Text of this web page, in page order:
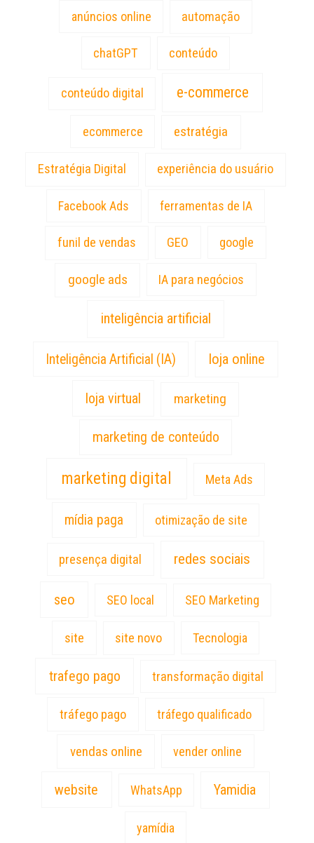
anúncios online automação
chatGPT conteúdo
conteúdo digital e-commerce
ecommerce estratégia
Estratégia Digital experiência do usuário
Facebook Ads ferramentas de IA
funil de vendas GEO google
google ads IA para negócios
inteligência artificial
Inteligência Artificial (IA) loja online
loja virtual marketing
marketing de conteúdo
marketing digital Meta Ads
mídia paga otimização de site
presença digital redes sociais
seo SEO local SEO Marketing
site site novo Tecnologia
trafego pago transformação digital
tráfego pago tráfego qualificado
vendas online vender online
website WhatsApp Yamidia
yamídia